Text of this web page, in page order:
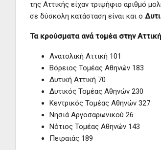
της Αττικής είχαν τριψήφιο αριθμό
σε δύσκολη κατάσταση είναι και ο
Τα κρούσματα ανά τομέα στην Αττική
Ανατολική Αττική 101
Βόρειος Τομέας Αθηνών 183
Δυτική Αττική 70
Δυτικός Τομέας Αθηνών 230
Κεντρικός Τομέας Αθηνών 327
Νησιά Αργοσαρωνικού 26
Νότιος Τομέας Αθηνών 143
Πειραιάς 189